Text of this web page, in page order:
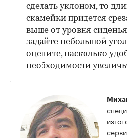
сделать уклоном, то
скамейки придется
выше от уровня
задайте небольшой
оцените, насколько
необходимости